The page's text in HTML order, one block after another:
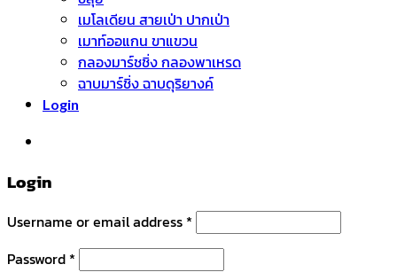
เมโลเดียน สายเป่า ปากเป่า
เมาท์ออแกน ขาแขวน
กลองมาร์ชชิ่ง กลองพาเหรด
ฉาบมาร์ชิ่ง ฉาบดุริยางค์
Login
Login
Username or email address *
Password *